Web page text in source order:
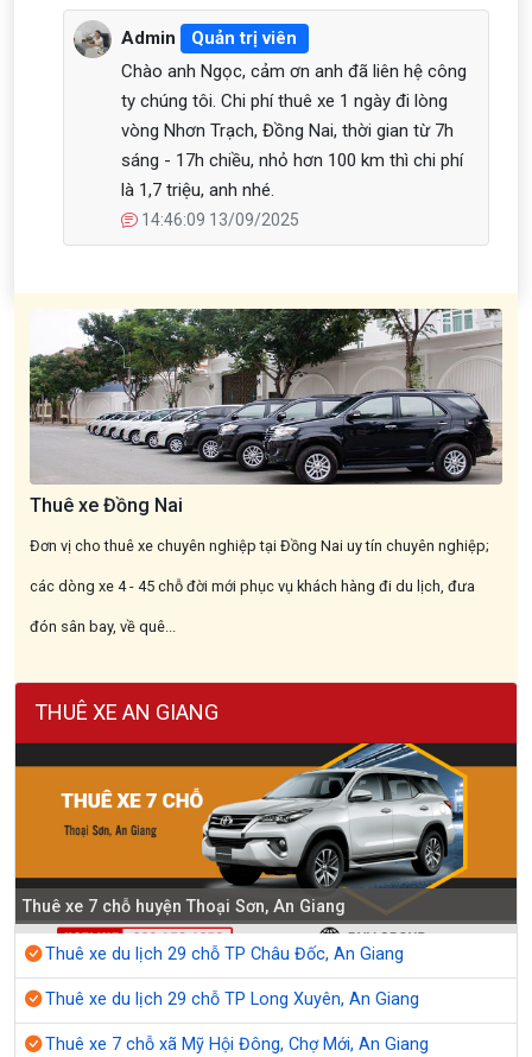
Admin
Quản trị viên
Chào anh Ngọc, cảm ơn anh đã liên hệ công
ty chúng tôi. Chi phí thuê xe 1 ngày đi lòng
vòng Nhơn Trạch, Đồng Nai, thời gian từ 7h
sáng - 17h chiều, nhỏ hơn 100 km thì chi phí
là 1,7 triệu, anh nhé.
14:46:09 13/09/2025
Thuê xe Đồng Nai
Đơn vị cho thuê xe chuyên nghiệp tại Đồng Nai uy tín chuyên nghiệp;
các dòng xe 4 - 45 chỗ đời mới phục vụ khách hàng đi du lịch, đưa
đón sân bay, về quê...
THUÊ XE AN GIANG
Thuê xe 7 chỗ huyện Thoại Sơn, An Giang
Thuê xe du lịch 29 chỗ TP Châu Đốc, An Giang
Thuê xe du lịch 29 chỗ TP Long Xuyên, An Giang
Thuê xe 7 chỗ xã Mỹ Hội Đông, Chợ Mới, An Giang